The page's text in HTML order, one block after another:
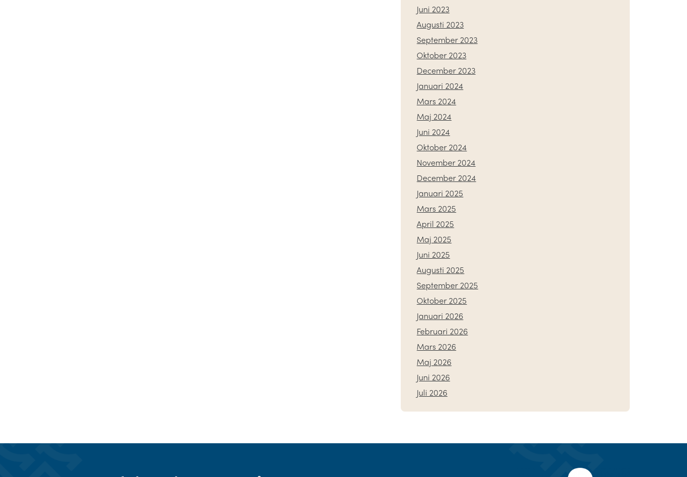
Juni 2023
Augusti 2023
September 2023
Oktober 2023
December 2023
Januari 2024
Mars 2024
Maj 2024
Juni 2024
Oktober 2024
November 2024
December 2024
Januari 2025
Mars 2025
April 2025
Maj 2025
Juni 2025
Augusti 2025
September 2025
Oktober 2025
Januari 2026
Februari 2026
Mars 2026
Maj 2026
Juni 2026
Juli 2026